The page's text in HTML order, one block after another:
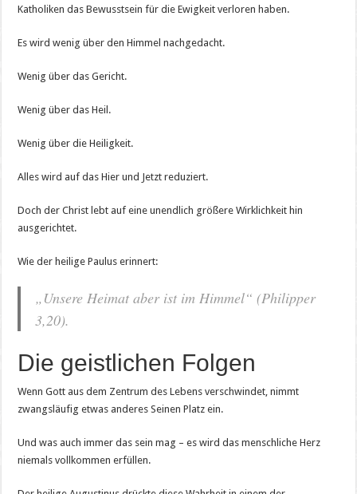
Katholiken das Bewusstsein für die Ewigkeit verloren haben.
Es wird wenig über den Himmel nachgedacht.
Wenig über das Gericht.
Wenig über das Heil.
Wenig über die Heiligkeit.
Alles wird auf das Hier und Jetzt reduziert.
Doch der Christ lebt auf eine unendlich größere Wirklichkeit hin
ausgerichtet.
Wie der heilige Paulus erinnert:
„Unsere Heimat aber ist im Himmel“ (Philipper
3,20).
Die geistlichen Folgen
Wenn Gott aus dem Zentrum des Lebens verschwindet, nimmt
zwangsläufig etwas anderes Seinen Platz ein.
Und was auch immer das sein mag – es wird das menschliche Herz
niemals vollkommen erfüllen.